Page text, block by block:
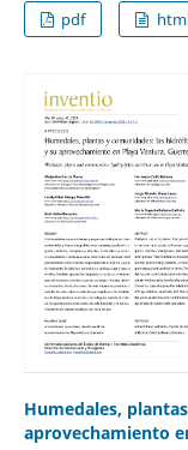
pdf
Humedales,
aprovechamiento